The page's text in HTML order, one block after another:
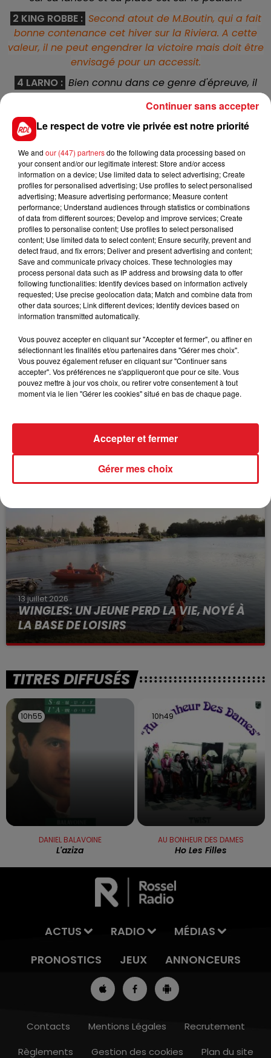
11h00 - 12h00
2 KING ROBBE : Second atout de M.Boutin, qui a fait
bonne contenance cet hiver sur la Riviera. A cette
valeur, il ne peut engendrer la victoire mais doit être
envisagé pour un accessit.
4 LARNO : Bien connu dans ce genre d'épreuve, il
fait parti de la Team Boutin pour ce quinté. Souvent
vu sur plus court, avec l'âge il se confirme sur plus
long. Adepte du terrain lourd, il doit etre capable de
13 BROUILLARD :Il avait débuté par une seconde
place sur cette distance, rallongé ensuite, il a realisé
de bonne chose. Si il n'est pas pris de vitesse dans le
sprint final, il peut venir brouiller les cartes.
12 ZOCK :Arrivé à l'âge de 5 ans sur la piste, il a de
suite montré ses capacités dans des lots moindre.
Bien placé maintenant par le handicapeur, il peut se
retrouver.
BÉTHUNE: ENQUÊTE POUR HOMICIDE
VOLONTAIRE EN COURS, APRÈS LA...
Selon les premiers éléments, le logement servait
13 juillet 2026
WINGLES: UN JEUNE PERD LA VIE, NOYÉ À
LA BASE DE LOISIRS
La victime a coulé à pic
TITRES DIFFUSÉS
10h55
10h55
DANIEL BALAVOINE
L'aziza
10h49
10h49
AU BONHEUR DES DAMES
Ho Les Filles
ACTUS RADIO
MÉDIAS
PRONOSTICS
JEUX ANNONCEURS
Contacts Mentions Légales
Recrutement
Règlements
Gestion des cookies Plan du site
Le respect de votre vie privée est notre priorité
We and our (447) partnersdo the following data processing based on
your consent and/or our legitimate interest: Store and/or access
information on a device; Use limited data to select advertising; Create
profiles for personalised advertising; Use profiles to select personalised
advertising; Measure advertising performance; Measure content
performance; Understand audiences through statistics or combinations
of data from different sources; Develop and improve services; Create
profiles to personalise content; Use profiles to select personalised
content; Use limited data to select content; Ensure security, prevent and
detect fraud, and fix errors; Deliver and present advertising and content;
Save and communicate privacy choices. These technologies may
process personal data such as IP address and browsing data to offer
following functionalities: Identify devices based on information actively
requested; Use precise geolocation data; Match and combine data from
other data sources; Link different devices; Identify devices based on
information transmitted automatically.
Vous pouvez accepter en cliquant sur "Accepter et fermer", ou affiner en
sélectionnant les finalités et/ou partenaires dans "Gérer mes choix".
Vous pouvez également refuser en cliquant sur "Continuer sans
accepter". Vos préférences ne s'appliqueront que pour ce site. Vous
pouvez mettre à jour vos choix, ou retirer votre consentement à tout
moment via le lien "Gérer les cookies" situé en bas de chaque page.
Gérer mes choix
Accepter et fermer
Continuer sans accepter